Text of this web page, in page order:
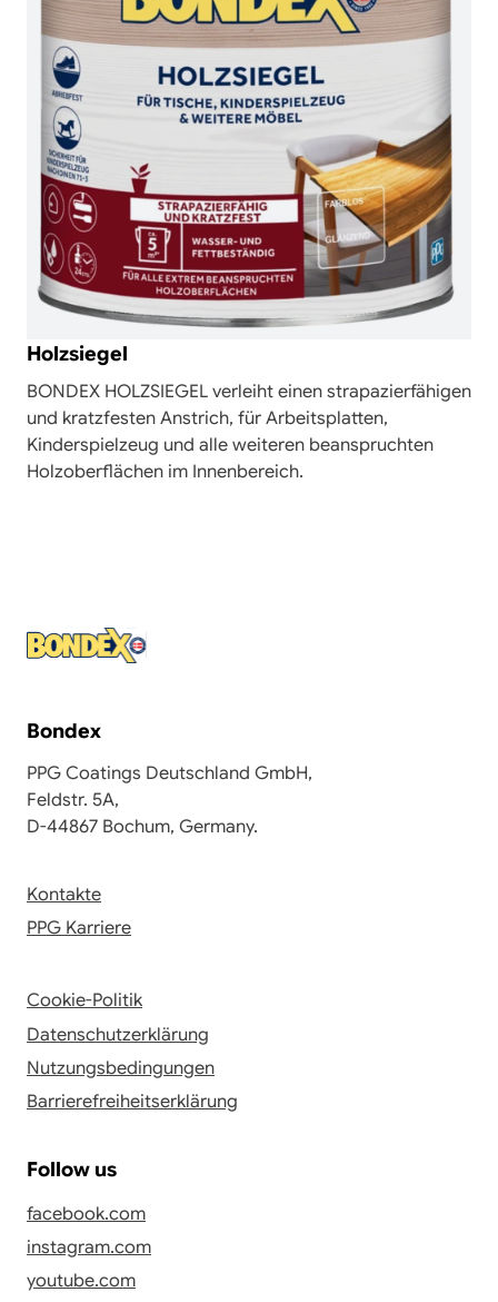
Holzsiegel
BONDEX HOLZSIEGEL verleiht einen strapazierfähigen
und kratzfesten Anstrich, für Arbeitsplatten,
Kinderspielzeug und alle weiteren beanspruchten
Holzoberflächen im Innenbereich.
Bondex
PPG Coatings Deutschland GmbH,
Feldstr. 5A,
D-44867 Bochum, Germany.
Kontakte
PPG Karriere
Cookie-Politik
Datenschutzerklärung
Nutzungsbedingungen
Barrierefreiheitserklärung
Follow us
facebook.com
instagram.com
youtube.com